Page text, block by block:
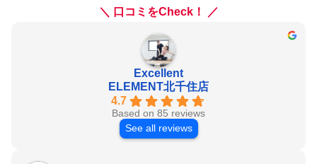
プラン内容と料金は？
ELEMENT（エレメント）のトレーナー紹介
アクセス方法と周辺情報
メリット・デメリットまとめ
まずは初回体験へGO！
＼ 口コミをCheck！ ／
Excellent
ELEMENT北千住店
4.7
Based on 85 reviews
See all reviews